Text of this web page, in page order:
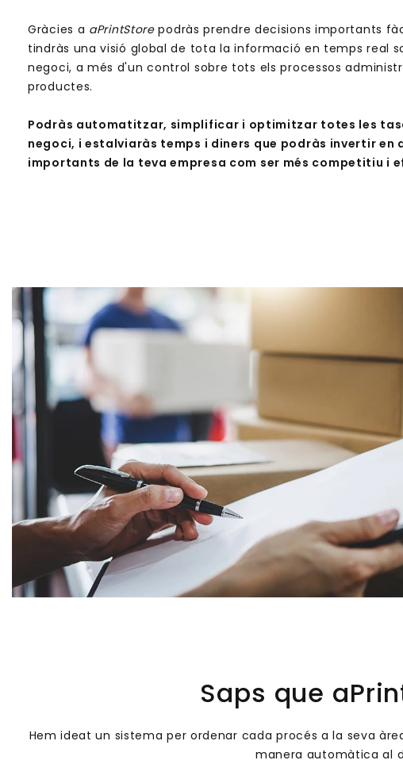
Gràcies a aPrintStorepodràs prendre decisions importants
tindràs una visió global de tota la informació en temps real
negoci, a més d'un control sobre tots els processos
productes.
Podràs automatitzar, simplificar i optimitzar totes les
negoci, i estalviaràs temps i diners que podràs invertir en
importants de la teva empresa com ser més competitiu i
Saps que
Hem ideat un sistema per ordenar cada procés a la seva
manera automàtica al